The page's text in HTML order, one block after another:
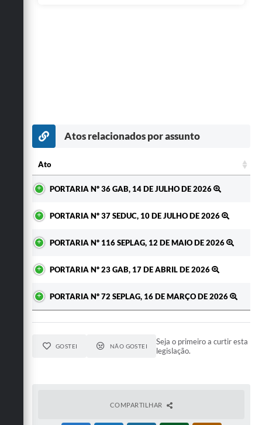
Atos relacionados por assunto
Ato
PORTARIA Nº 36 GAB, 14 DE JULHO DE 2026
PORTARIA Nº 37 SEDUC, 10 DE JULHO DE 2026
PORTARIA Nº 116 SEPLAG, 12 DE MAIO DE 2026
PORTARIA Nº 23 GAB, 17 DE ABRIL DE 2026
PORTARIA Nº 72 SEPLAG, 16 DE MARÇO DE 2026
GOSTEI NÃO GOSTEI
Seja o primeiro a curtir esta
legislação.
COMPARTILHAR